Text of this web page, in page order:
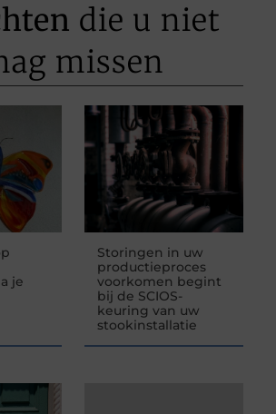
die u niet
missen
je
Storingen in uw
productieproces
voorkomen begint
bij de SCIOS-
keuring van uw
stookinstallatie